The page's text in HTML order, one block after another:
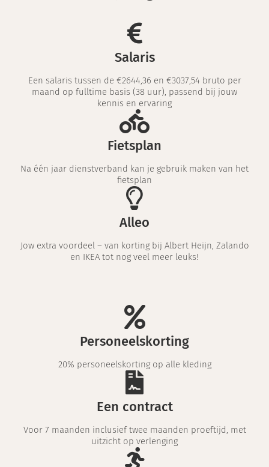
Salaris
Een salaris tussen de €2644,36 en €3037,54 bruto per
maand op fulltime basis (38 uur), passend bij jouw
kennis en ervaring
Fietsplan
Na één jaar dienstverband kan je gebruik maken van het
fietsplan
Alleo
Jow extra voordeel – van korting bij Albert Heijn, Zalando
en IKEA tot nog veel meer leuks!
Personeelskorting
20% personeelskorting op alle kleding
Een contract
Voor 7 maanden inclusief twee maanden proeftijd, met
uitzicht op verlenging